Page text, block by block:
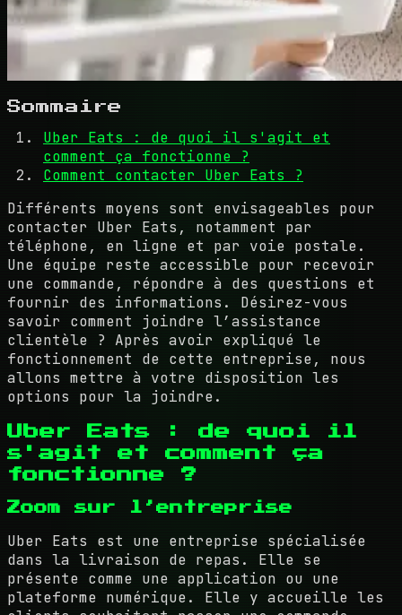
Sommaire
Uber Eats : de quoi il s'agit et
comment ça fonctionne ?
Comment contacter Uber Eats ?
Différents moyens sont envisageables pour
contacter Uber Eats, notamment par
téléphone, en ligne et par voie postale.
Une équipe reste accessible pour recevoir
une commande, répondre à des questions et
fournir des informations. Désirez-vous
savoir comment joindre l’assistance
clientèle ? Après avoir expliqué le
fonctionnement de cette entreprise, nous
allons mettre à votre disposition les
options pour la joindre.
Uber Eats : de quoi il
s'agit et comment ça
fonctionne ?
Zoom sur l’entreprise
Uber Eats est une entreprise spécialisée
dans la livraison de repas. Elle se
présente comme une application ou une
plateforme numérique. Elle y accueille les